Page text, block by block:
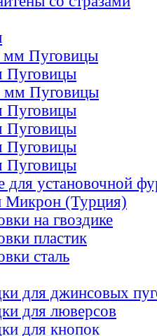
мм Пуговицы
Пуговицы
мм Пуговицы
Пуговицы
Пуговицы
Пуговицы
Пуговицы
для установочной
Микрон (Турция)
на гвоздике
пластик
сталь
для джинсовых
для люверсов
для кнопок